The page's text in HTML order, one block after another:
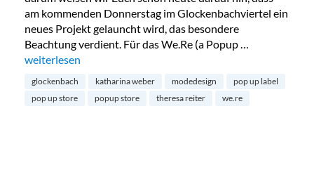
am kommenden Donnerstag im Glockenbachviertel ein
neues Projekt gelauncht wird, das besondere
Beachtung verdient. Für das We.Re (a Popup …
„Eröffnung We.Re Pop Up Store und Kollektionslaunch“
weiterlesen
glockenbach katharina weber modedesign
pop up label
pop up store
popup store theresa reiter we.re